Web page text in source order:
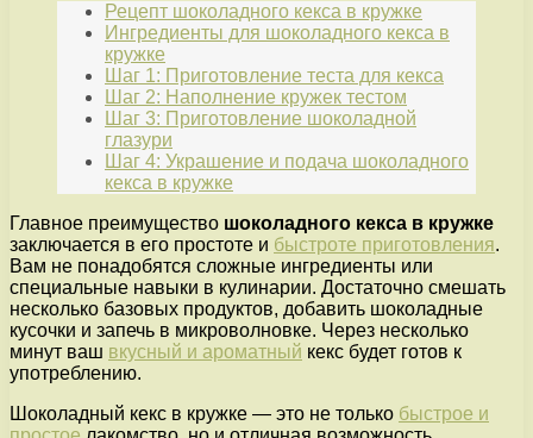
Рецепт шоколадного кекса в кружке
Ингредиенты для шоколадного кекса в
кружке
Шаг 1: Приготовление теста для кекса
Шаг 2: Наполнение кружек тестом
Шаг 3: Приготовление шоколадной
глазури
Шаг 4: Украшение и подача шоколадного
кекса в кружке
Главное преимущество шоколадного кекса в кружке
заключается в его простоте и быстроте приготовления.
Вам не понадобятся сложные ингредиенты или
специальные навыки в кулинарии. Достаточно смешать
несколько базовых продуктов, добавить шоколадные
кусочки и запечь в микроволновке. Через несколько
минут ваш вкусный и ароматный кекс будет готов к
употреблению.
Шоколадный кекс в кружке — это не только быстрое и